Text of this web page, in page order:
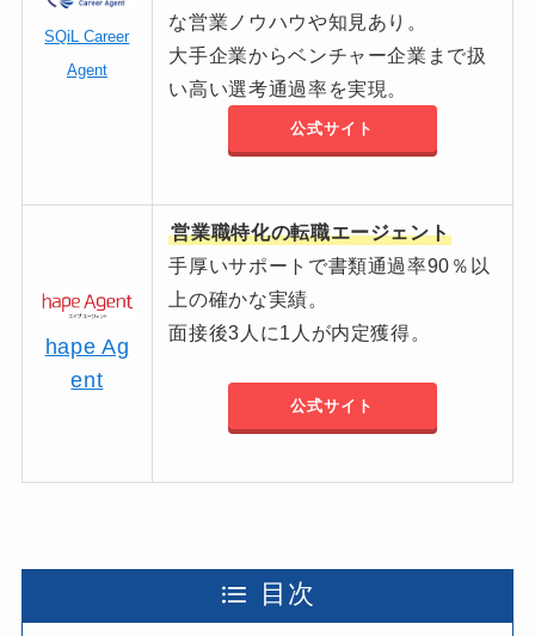
SQiL Career
Agent
な営業ノウハウや知見あり。
大手企業からベンチャー企業まで扱
い高い選考通過率を実現。
公式サイト
hape Ag
ent
営業職特化の転職エージェント
手厚いサポートで書類通過率90％以
上の確かな実績。
面接後3人に1人が内定獲得。
公式サイト
目次